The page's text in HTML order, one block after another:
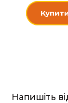
Напишіть